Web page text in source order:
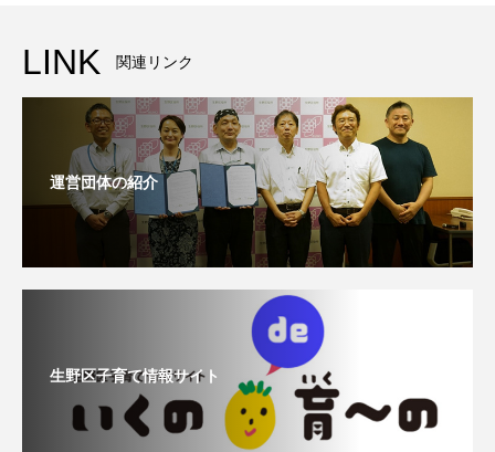
LINK 関連リンク
運営団体の紹介
生野区子育て情報サイト